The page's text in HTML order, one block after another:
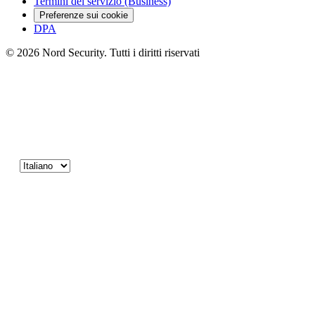
Preferenze sui cookie
DPA
© 2026 Nord Security. Tutti i diritti riservati